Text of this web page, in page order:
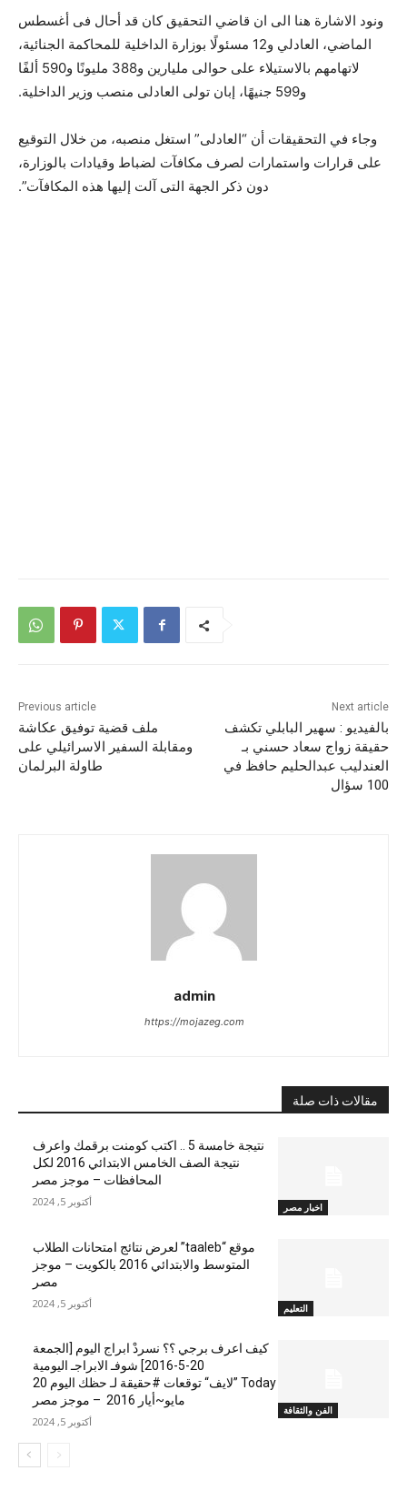
ونود الاشارة هنا الى ان قاضي التحقيق كان قد أحال فى أغسطس
الماضي، العادلي و12 مسئولًا بوزارة الداخلية للمحاكمة الجنائية،
لاتهامهم بالاستيلاء على حوالى مليارين و388 مليونًا و590 ألفًا
و599 جنيهًا، إبان تولى العادلى منصب وزير الداخلية.
وجاء في التحقيقات أن “العادلى” استغل منصبه، من خلال التوقيع
على قرارات واستمارات لصرف مكافآت لضباط وقيادات بالوزارة،
دون ذكر الجهة التى آلت إليها هذه المكافآت”.
Previous article
ملف قضية توفيق عكاشة
ومقابلة السفير الاسرائيلي على
طاولة البرلمان
Next article
بالفيديو : سهير البابلي تكشف
حقيقة زواج سعاد حسني بـ
العندليب عبدالحليم حافظ في
100 سؤال
admin
https://mojazeg.com
مقالات ذات صلة
اخبار مصر
نتيجة خامسة 5 .. اكتب كومنت برقمك واعرف
نتيجة الصف الخامس الابتدائي 2016 لكل
المحافظات – موجز مصر
أكتوبر 5, 2024
التعليم
موقع “taaleb” لعرض نتائج امتحانات الطلاب
المتوسط والابتدائي 2016 بالكويت – موجز
مصر
أكتوبر 5, 2024
الفن والثقافة
كيف اعرف برجي ؟؟ نسردْ ابراج اليوم [الجمعة
20-5-2016] شوفـ الابراجـ اليومية
Today ”لايف“ توقعات #حقيقة لـ حظك اليوم 20
مايو~أيار 2016 – موجز مصر
أكتوبر 5, 2024